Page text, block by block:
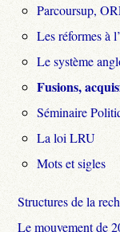
Parcoursup,
Les réformes à
Le système
Fusions,
Séminaire
La loi LRU
Mots et sigles
Structures de la
Le mouvement de